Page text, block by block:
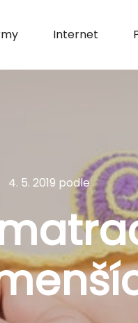
Internet
4. 5. 2019 podle